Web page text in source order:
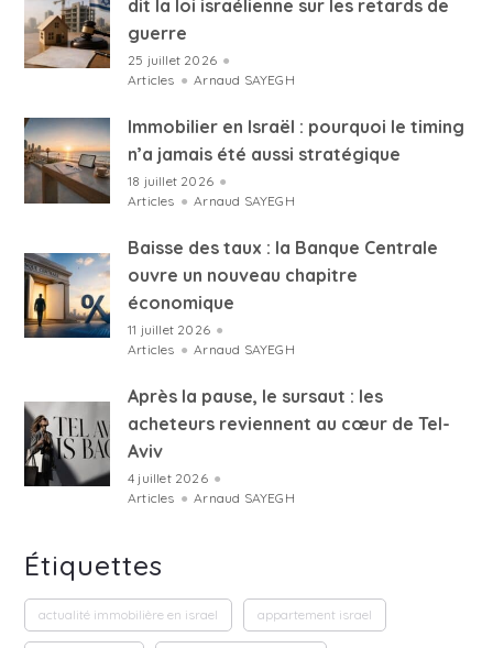
dit la loi israélienne sur les retards de
guerre
25 juillet 2026 ●
Articles ● Arnaud SAYEGH
Immobilier en Israël : pourquoi le timing
n’a jamais été aussi stratégique
18 juillet 2026 ●
Articles ● Arnaud SAYEGH
Baisse des taux : la Banque Centrale
ouvre un nouveau chapitre
économique
11 juillet 2026 ●
Articles ● Arnaud SAYEGH
Après la pause, le sursaut : les
acheteurs reviennent au cœur de Tel-
Aviv
4 juillet 2026 ●
Articles ● Arnaud SAYEGH
Étiquettes
actualité immobilière en israel appartement israel